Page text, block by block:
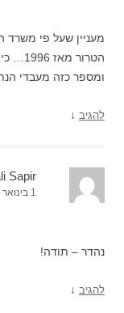
מעניין שעל פי משרד
ומספר כזה מעבדי
להגיב ↓
Sapir
1 בינואר 2012 בשעה 18:26
נהדר – תודה!
להגיב ↓